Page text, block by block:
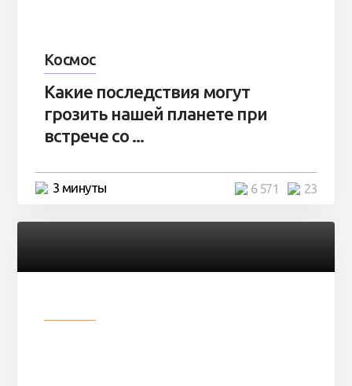
Космос
Какие последствия могут
грозить нашей планете при
встрече со ...
3 минуты 23
6 571